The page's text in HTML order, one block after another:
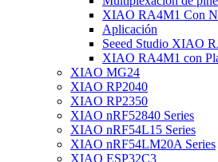
XIAO RA4M1 Con
Aplicación
Seeed Studio XIAO
XIAO RA4M1 con
XIAO MG24
XIAO RP2040
XIAO RP2350
XIAO nRF52840 Series
XIAO nRF54L15 Series
XIAO nRF54LM20A Series
XIAO ESP32C3